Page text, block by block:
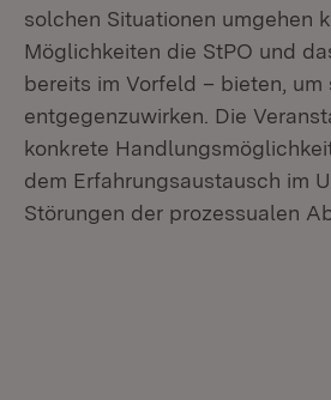
solchen Situationen umgehen
Möglichkeiten die StPO und
bereits im Vorfeld – bieten, um
entgegenzuwirken. Die
konkrete
dem Erfahrungsaustausch im
Störungen der prozessualen